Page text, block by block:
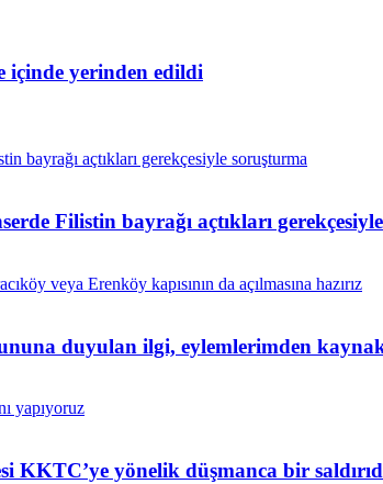
içinde yerinden edildi
Filistin bayrağı açtıkları
duyulan ilgi, eylemlerimden
KKTC’ye yönelik düşmanca bir